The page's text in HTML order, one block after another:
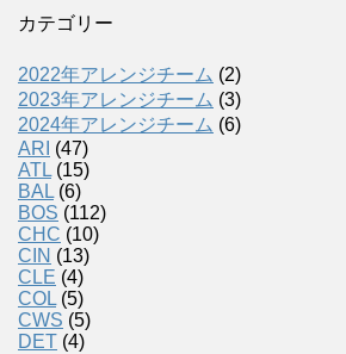
カテゴリー
2022年アレンジチーム (2)
2023年アレンジチーム (3)
2024年アレンジチーム (6)
ARI (47)
ATL(15)
BAL(6)
BOS (112)
CHC (10)
CIN (13)
CLE (4)
COL(5)
CWS (5)
DET (4)